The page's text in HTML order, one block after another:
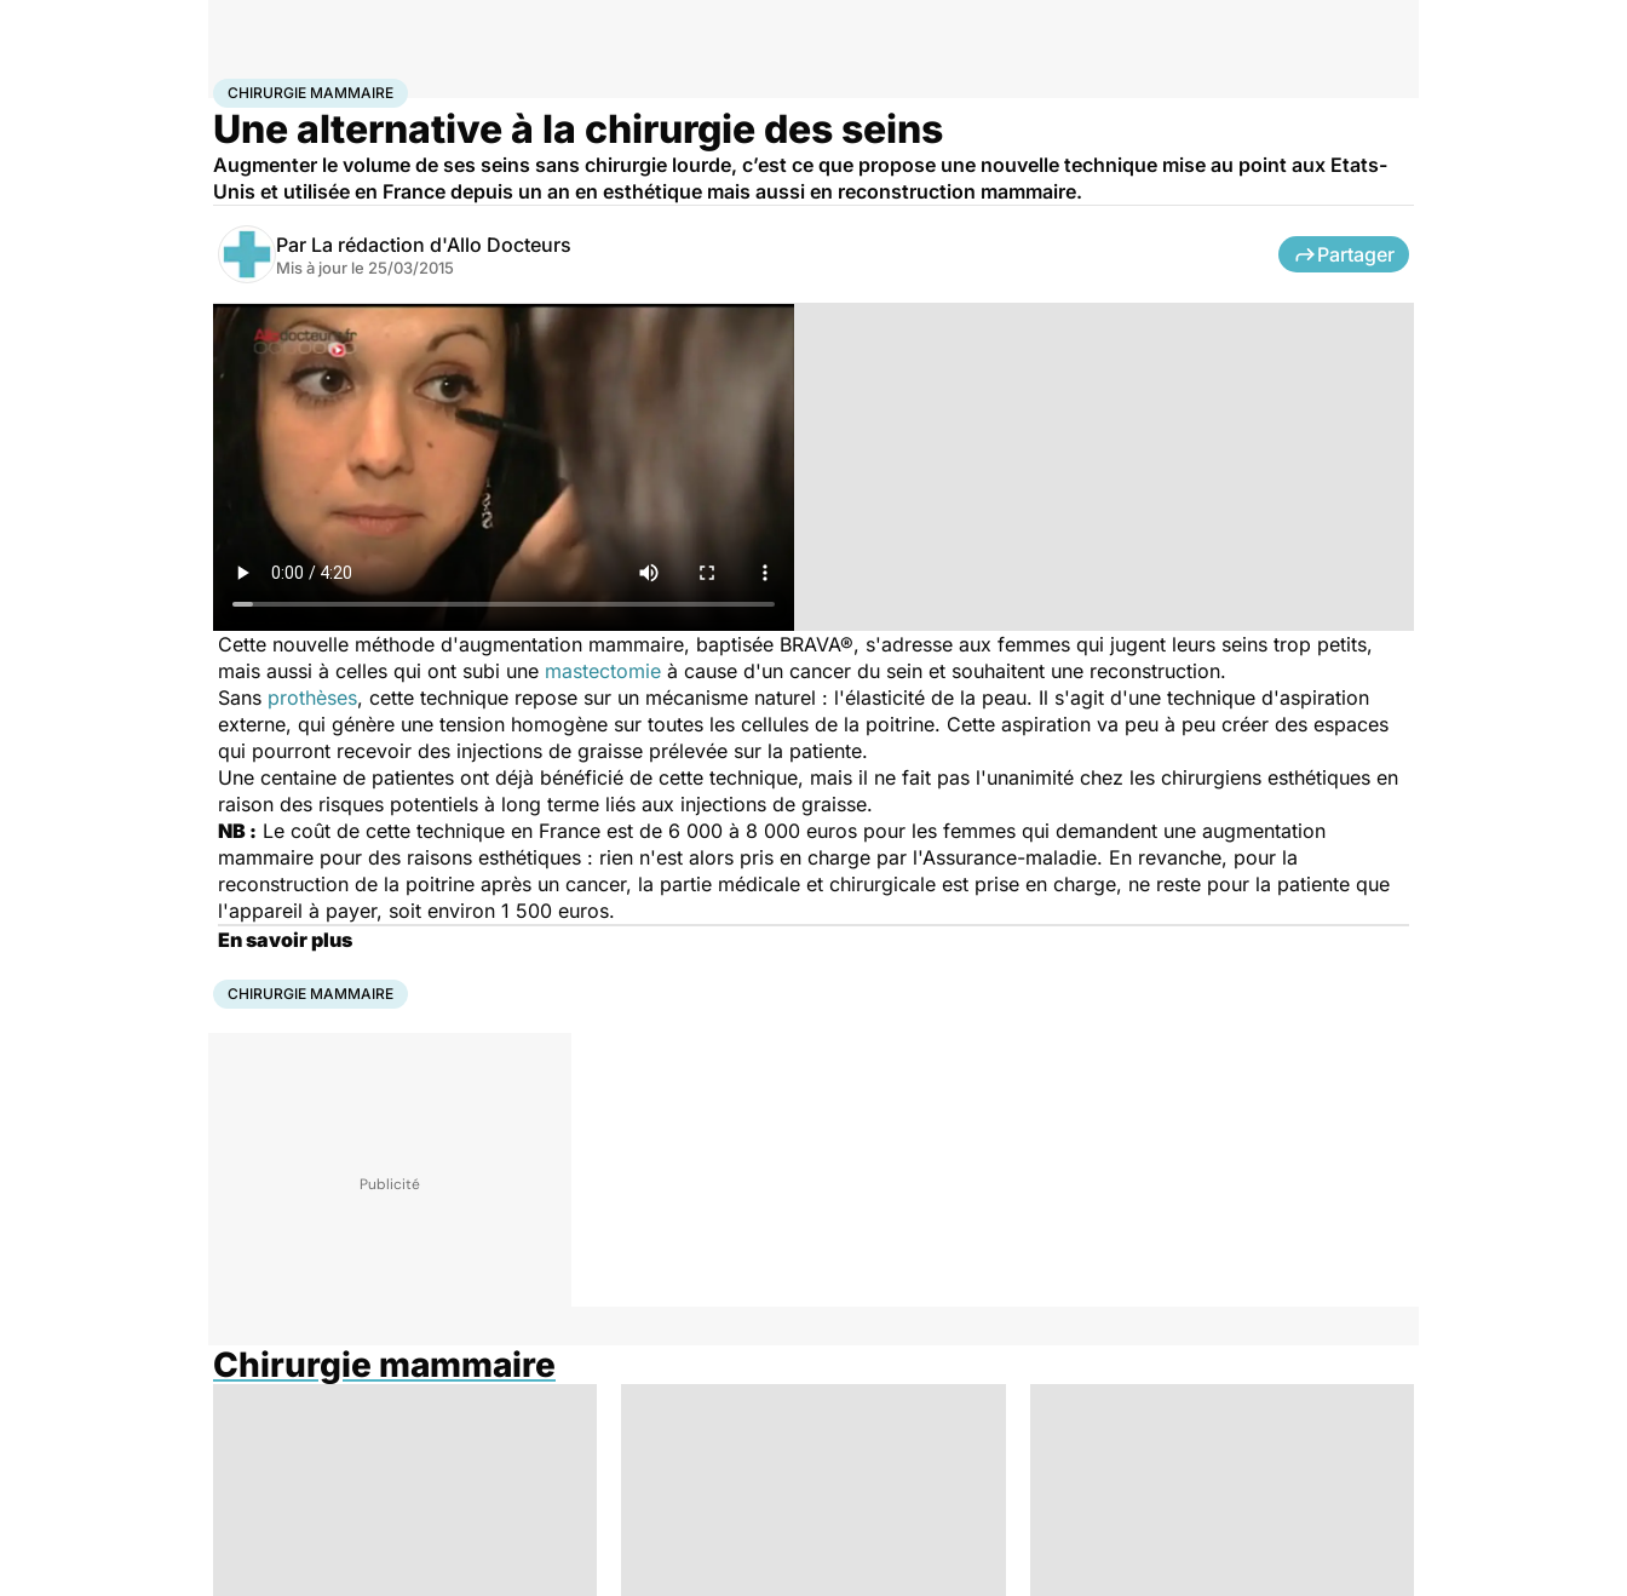
AccueilSantéMaladiesChirurgie mammaire
CHIRURGIE MAMMAIRE
Une alternative à la chirurgie des seins
Augmenter le volume de ses seins sans chirurgie lourde, c’est ce que propose une nouvelle technique mise au point aux Etats-
Unis et utilisée en France depuis un an en esthétique mais aussi en reconstruction mammaire.
Par La rédaction d'Allo Docteurs
Mis à jour le 25/03/2015
Partager
Cette nouvelle méthode d'augmentation mammaire, baptisée BRAVA®, s'adresse aux femmes qui jugent leurs seins trop petits,
mais aussi à celles qui ont subi une mastectomie à cause d'un cancer du sein et souhaitent une reconstruction.
Sans prothèses, cette technique repose sur un mécanisme naturel : l'élasticité de la peau. Il s'agit d'une technique d'aspiration
externe, qui génère une tension homogène sur toutes les cellules de la poitrine. Cette aspiration va peu à peu créer des espaces
qui pourront recevoir des injections de graisse prélevée sur la patiente.
Une centaine de patientes ont déjà bénéficié de cette technique, mais il ne fait pas l'unanimité chez les chirurgiens esthétiques en
raison des risques potentiels à long terme liés aux injections de graisse.
NB : Le coût de cette technique en France est de 6 000 à 8 000 euros pour les femmes qui demandent une augmentation
mammaire pour des raisons esthétiques : rien n'est alors pris en charge par l'Assurance-maladie. En revanche, pour la
reconstruction de la poitrine après un cancer, la partie médicale et chirurgicale est prise en charge, ne reste pour la patiente que
l'appareil à payer, soit environ 1 500 euros.
En savoir plus
CHIRURGIE MAMMAIRE
Chirurgie mammaire